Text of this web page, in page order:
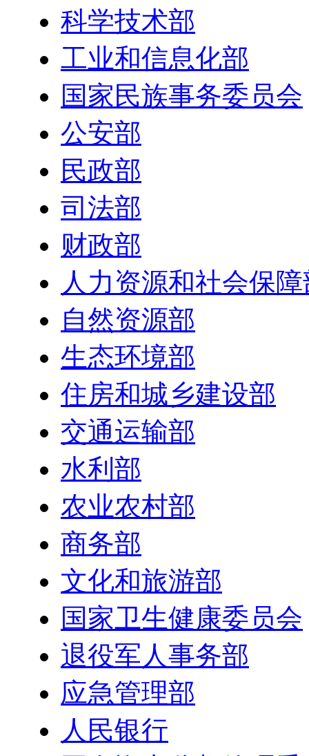
科学技术部
工业和信息化部
国家民族事务委员会
公安部
民政部
司法部
财政部
人力资源和社会保
自然资源部
生态环境部
住房和城乡建设部
交通运输部
水利部
农业农村部
商务部
文化和旅游部
国家卫生健康委员会
退役军人事务部
应急管理部
人民银行